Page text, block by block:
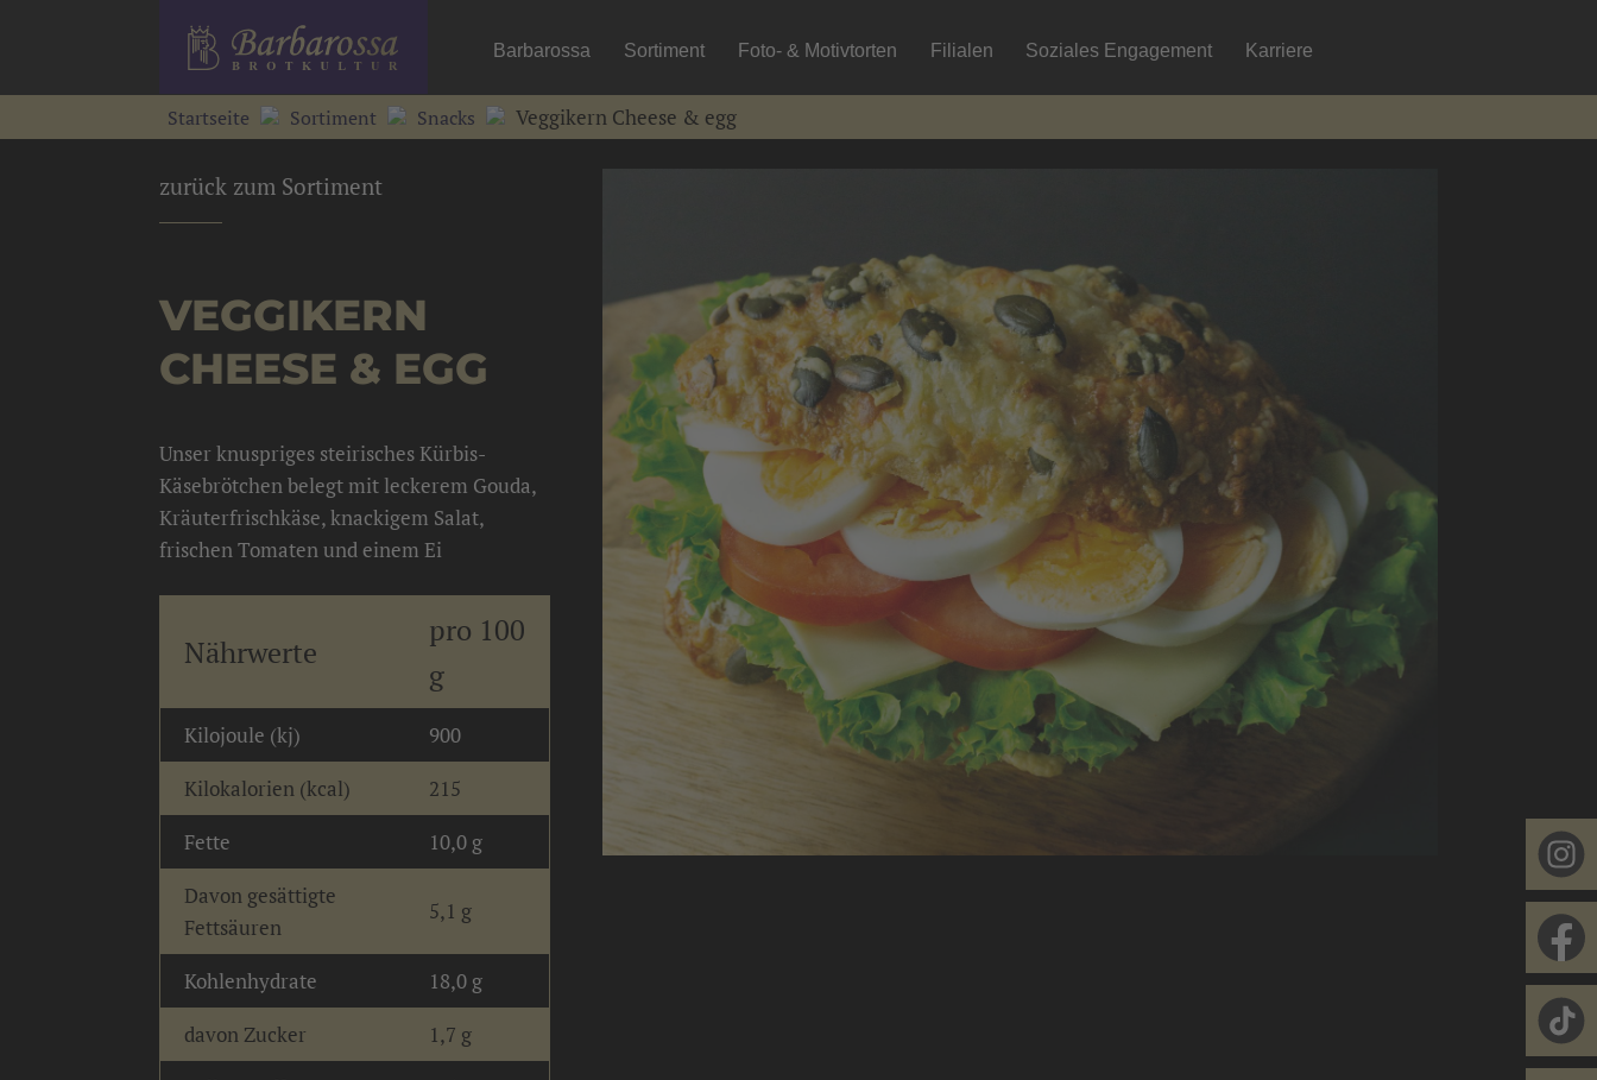
Barbarossa Sortiment Foto- & Motivtorten Filialen Soziales Engagement Karriere
Startseite Sortiment Snacks Veggikern Cheese & egg
zurück zum Sortiment
VEGGIKERN
CHEESE & EGG
Unser knuspriges steirisches Kürbis-
Käsebrötchen belegt mit leckerem Gouda,
Kräuterfrischkäse, knackigem Salat,
frischen Tomaten und einem Ei
Nährwerte
pro 100
g
Kilojoule (kj)
900
Kilokalorien (kcal)
215
Fette
10,0 g
Davon gesättigte
Fettsäuren
5,1 g
Kohlenhydrate
18,0 g
davon Zucker
1,7 g